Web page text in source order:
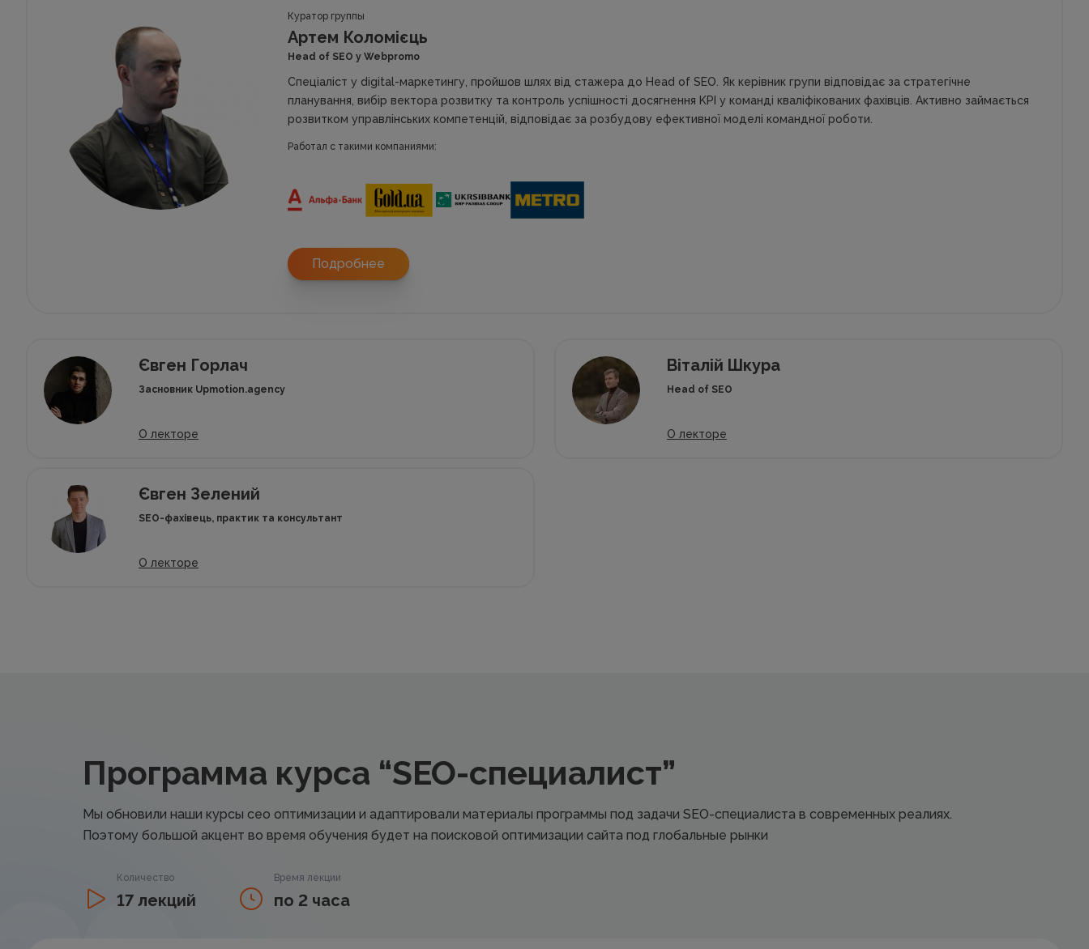
Куратор группы
Артем Коломієць
Head of SEO у Webpromo
Спеціаліст у digital-маркетингу, пройшов шлях від стажера до Head of SEO. Як керівник групи відповідає за стратегічне
планування, вибір вектора розвитку та контроль успішності досягнення KPI у команді кваліфікованих фахівців. Активно займається
розвитком управлінських компетенцій, відповідає за розбудову ефективної моделі командної роботи.
Работал с такими компаниями:
Подробнее
Євген Горлач
Засновник Upmotion.agency
О лекторе
Віталій Шкура
Head of SEO
О лекторе
Євген Зелений
SEO-фахівець, практик та консультант
О лекторе
Программа курса “SEO-специалист”
Мы обновили наши курсы сео оптимизации и адаптировали материалы программы под задачи SEO-специалиста в современных реалиях.
Поэтому большой акцент во время обучения будет на поисковой оптимизации сайта под глобальные рынки
Количество
17 лекций
Время лекции
по 2 часа